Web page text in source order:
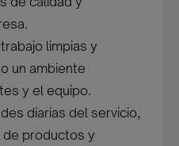
limpias y
un ambiente
y el equipo.
diarias del servicio,
de productos y